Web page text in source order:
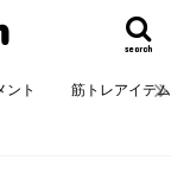
search
ント 筋トレアイテム